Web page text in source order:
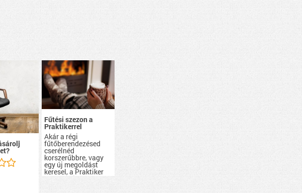
Fűtési szezon a
Praktikerrel
Akár a régi
fűtőberendezésed
cserélnéd
korszerűbbre, vagy
egy új megoldást
keresel, a Praktiker
webshopjában